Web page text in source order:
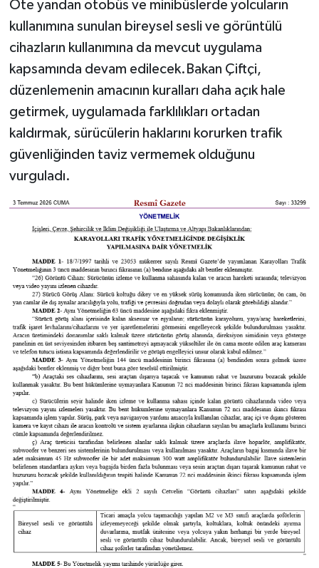
Öte yandan otobüs ve minibüslerde yolcuların
kullanımına sunulan bireysel sesli ve görüntülü
cihazların kullanımına da mevcut uygulama
kapsamında devam edilecek.Bakan Çiftçi,
düzenlemenin amacının kuralları daha açık hale
getirmek, uygulamada farklılıkları ortadan
kaldırmak, sürücülerin haklarını korurken trafik
güvenliğinden taviz vermemek olduğunu
vurguladı.